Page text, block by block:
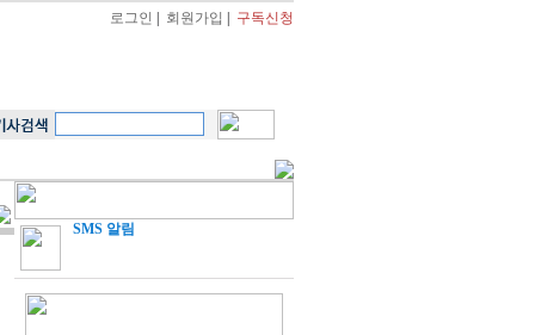
로그인 회원가입 구독신청
SMS 알림